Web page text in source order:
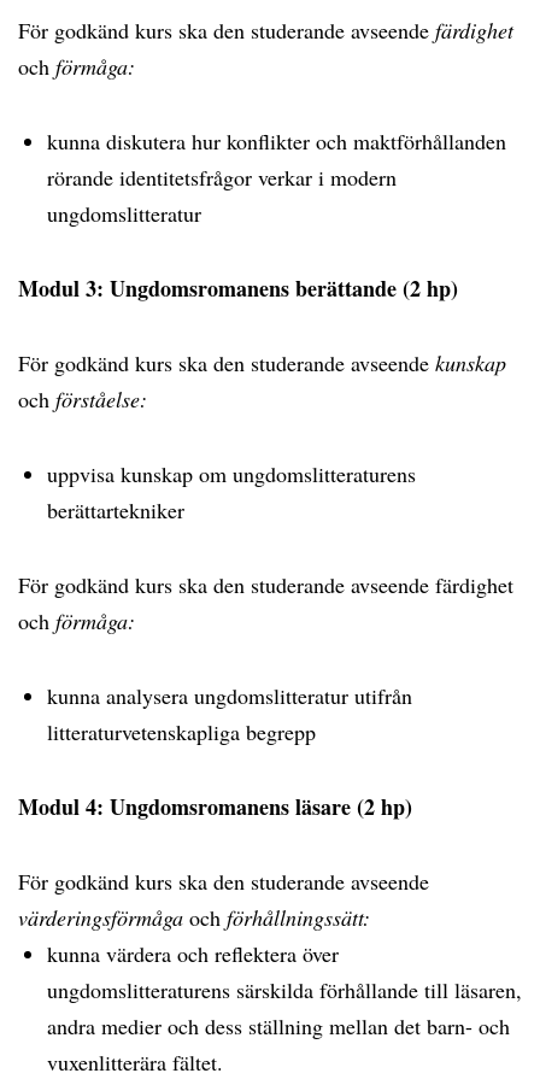
För godkänd kurs ska den studerande avseende färdighet
och förmåga:
kunna diskutera hur konflikter och maktförhållanden
rörande identitetsfrågor verkar i modern
ungdomslitteratur
Modul 3: Ungdomsromanens berättande (2 hp)
För godkänd kurs ska den studerande avseende kunskap
och förståelse:
uppvisa kunskap om ungdomslitteraturens
berättartekniker
För godkänd kurs ska den studerande avseende färdighet
och förmåga:
kunna analysera ungdomslitteratur utifrån
litteraturvetenskapliga begrepp
Modul 4: Ungdomsromanens läsare (2 hp)
För godkänd kurs ska den studerande avseende
värderingsförmåga och förhållningssätt:
kunna värdera och reflektera över
ungdomslitteraturens särskilda förhållande till läsaren,
andra medier och dess ställning mellan det barn- och
vuxenlitterära fältet.